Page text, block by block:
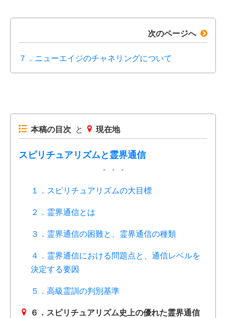
次のページへ
７．ニューエイジのチャネリングについて
本稿の目次 と 現在地
スピリチュアリズムと霊界通信
１．スピリチュアリズムの大目標
２．霊界通信とは
３．霊界通信の困難と、霊界通信の種類
４．霊界通信における問題点と、通信レベルを
決定する要因
５．高級霊訓の判別基準
６．スピリチュアリズム史上の優れた霊界通信